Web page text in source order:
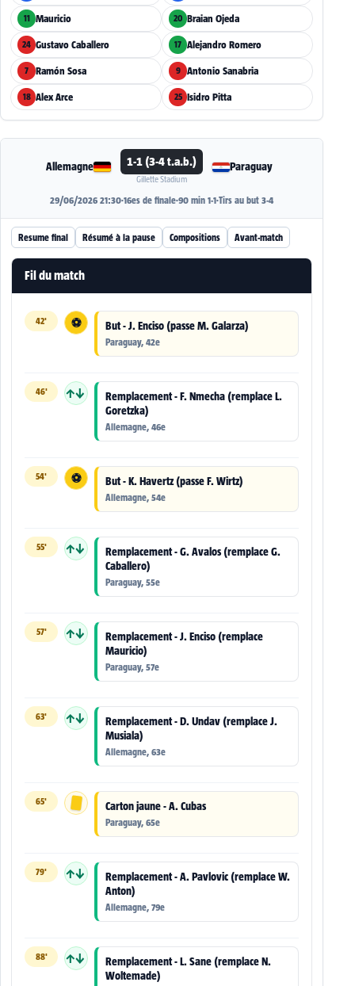
11 Mauricio 20 Braian Ojeda
24 Gustavo Caballero 17 Alejandro Romero
7 Ramón Sosa 9 Antonio Sanabria
18 Alex Arce 25 Isidro Pitta
Allemagne 1-1 (3-4 t.a.b.)
Gillette Stadium
Paraguay
29/06/2026 21:30·16es de finale·90 min 1-1·Tirs au but 3-4
Resume final Résumé à la pause Compositions Avant-match
Fil du match
42' ⚽ But - J. Enciso (passe M. Galarza)
Paraguay, 42e
46' ↑↓
Remplacement - F. Nmecha (remplace L.
Goretzka)
Allemagne, 46e
54' ⚽ But - K. Havertz (passe F. Wirtz)
Allemagne, 54e
55' ↑↓
Remplacement - G. Avalos (remplace G.
Caballero)
Paraguay, 55e
57' ↑↓
Remplacement - J. Enciso (remplace
Mauricio)
Paraguay, 57e
63' ↑↓
Remplacement - D. Undav (remplace J.
Musiala)
Allemagne, 63e
65' Carton jaune - A. Cubas
Paraguay, 65e
79' ↑↓
Remplacement - A. Pavlovic (remplace W.
Anton)
Allemagne, 79e
88' ↑↓
Remplacement - L. Sane (remplace N.
Woltemade)